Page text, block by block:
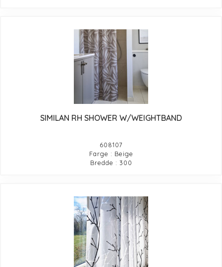
SIMILAN RH SHOWER W/WEIGHTBAND
608107
Farge : Beige
Bredde : 300